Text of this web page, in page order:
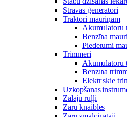
Strāvas ģeneratori
Traktori mauriņam
Akumulatoru
Benzīna
Piederumi
Trimmeri
Akumulatoru
Benzīna
Elektriskie
Uzkopšanas
Zālāju ruļļi
Zaru knaibles